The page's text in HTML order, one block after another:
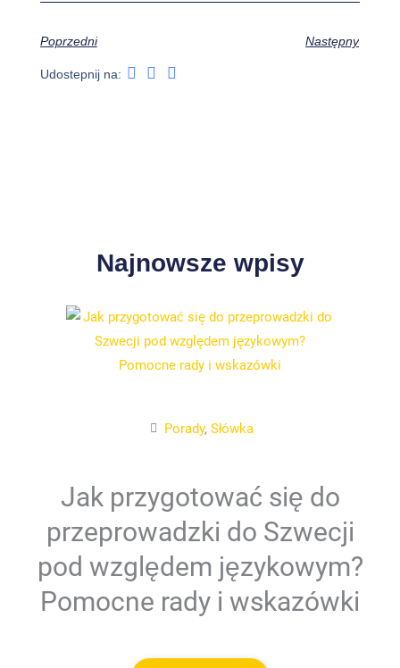
Poprzedni Następny
Udostepnij na:
Najnowsze wpisy
Porady, Słówka
Jak przygotować się do
przeprowadzki do Szwecji
pod względem językowym?
Pomocne rady i wskazówki